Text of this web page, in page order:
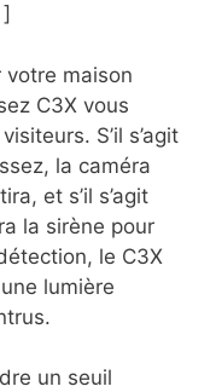
maison
C3X vous
S’il s’agit
la caméra
et s’il s’agit
la sirène pour
le C3X
lumière
un seuil